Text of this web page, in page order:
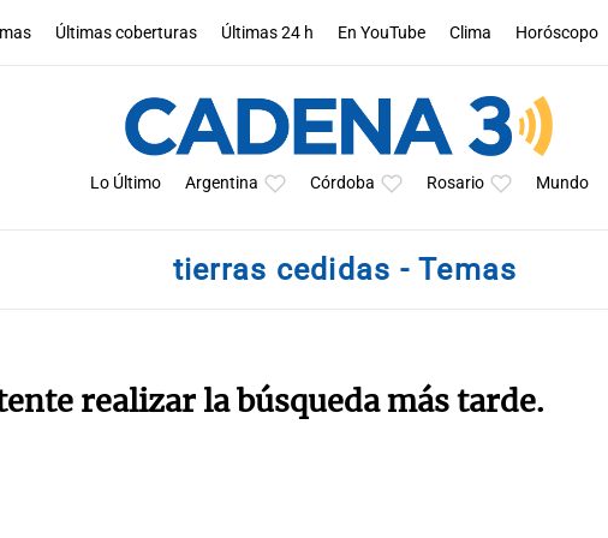
Últimas coberturas Últimas 24 h En YouTube Clima Horóscopo
Lo Último Argentina Córdoba Rosario Mundo
tierras cedidas - Temas
realizar la búsqueda más tarde.